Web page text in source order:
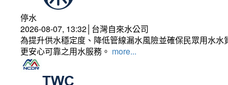
停水
2026-08-07, 13:32│台灣自來水公司
為提升供水穩定度、降低管線漏水風險並確保民眾用水
更安心可靠之用水服務。 more...